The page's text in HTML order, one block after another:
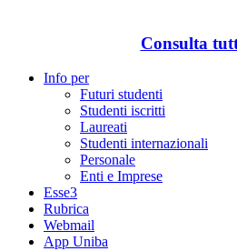
Consulta
Info per
Futuri studenti
Studenti iscritti
Laureati
Studenti internazionali
Personale
Enti e Imprese
Esse3
Rubrica
Webmail
App Uniba